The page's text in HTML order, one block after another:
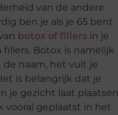
van de andere
ben je als je 65 bent
botox of fillers in je
Botox is namelijk
naam, het vult je
is belangrijk dat je
je gezicht laat plaatsen
vooral geplaatst in het